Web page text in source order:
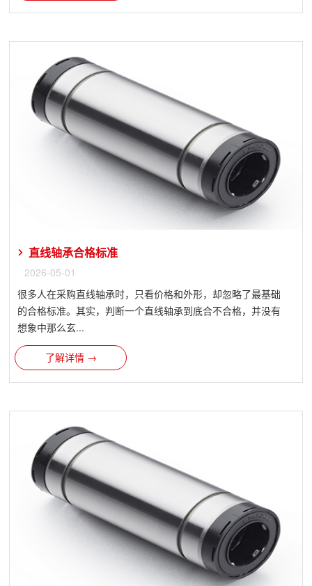
直线轴承合格标准
2026-05-01
很多人在采购直线轴承时，只看价格和外形，却忽略了最基础
的合格标准。其实，判断一个直线轴承到底合不合格，并没有
想象中那么玄...
了解详情 →